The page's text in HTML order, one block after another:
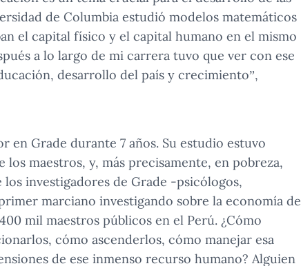
de Columbia estudió modelos matemáticos
el capital físico y el capital humano en el mismo
a lo largo de mi carrera tuvo que ver con ese
desarrollo del país y crecimiento”,
Grade durante 7 años. Su estudio estuvo
maestros, y, más precisamente, en pobreza,
investigadores de Grade -psicólogos,
marciano investigando sobre la economía de
mil maestros públicos en el Perú. ¿Cómo
cómo ascenderlos, cómo manejar esa
de ese inmenso recurso humano? Alguien